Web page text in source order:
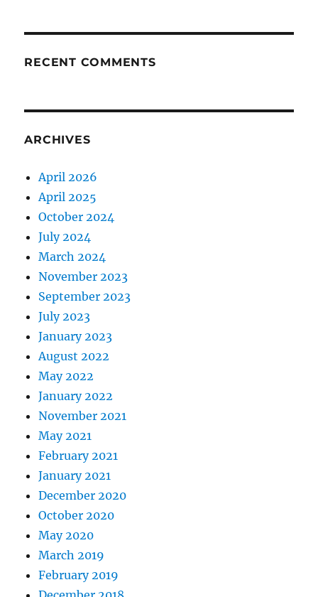
RECENT COMMENTS
ARCHIVES
April 2026
April 2025
October 2024
July 2024
March 2024
November 2023
September 2023
July 2023
January 2023
August 2022
May 2022
January 2022
November 2021
May 2021
February 2021
January 2021
December 2020
October 2020
May 2020
March 2019
February 2019